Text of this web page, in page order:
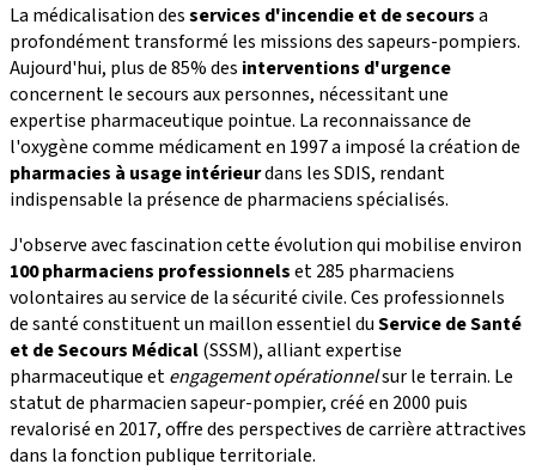
La médicalisation desservices d'incendie et de secoursa
profondément transformé les missions des sapeurs-pompiers.
Aujourd'hui, plus de 85% des interventions d'urgence
concernent le secours aux personnes, nécessitant une
expertise pharmaceutique pointue. La reconnaissance de
l'oxygène comme médicament en 1997 a imposé la création de
pharmacies à usage intérieurdans les SDIS, rendant
indispensable la présence de pharmaciens spécialisés.
J'observe avec fascination cette évolution qui mobilise environ
100 pharmaciens professionnelset 285 pharmaciens
volontaires au service de la sécurité civile. Ces professionnels
de santé constituent un maillon essentiel duService de Santé
et de Secours Médical(SSSM), alliant expertise
pharmaceutique etengagement opérationnelsur le terrain. Le
statut de pharmacien sapeur-pompier, créé en 2000 puis
revalorisé en 2017, offre des perspectives de carrière attractives
dans la fonction publique territoriale.